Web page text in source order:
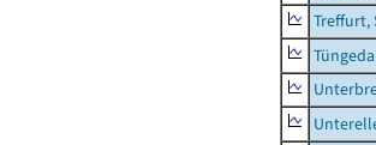
Treffurt,
Tüngeda